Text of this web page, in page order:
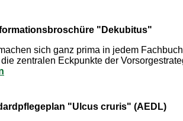
"Dekubitus"
sich ganz prima in jedem
zentralen Eckpunkte der
"Ulcus cruris" (AEDL)